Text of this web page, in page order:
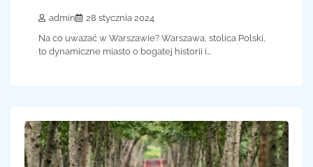
admin
28 stycznia 2024
Na co uważać w Warszawie? Warszawa, stolica Polski,
to dynamiczne miasto o bogatej historii i…